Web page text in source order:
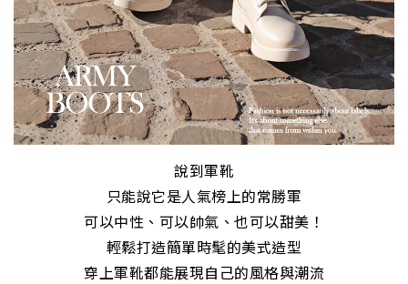
說到軍靴
只能說它是人氣榜上的常勝軍
可以中性、可以帥氣、也可以甜美！
輕鬆打造簡單時髦的美式造型
穿上軍靴都能展現自己的風格與潮流